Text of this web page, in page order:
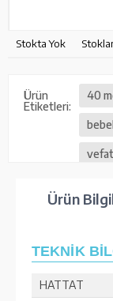
Stokta Yok
Ürün
Etiketleri:
40
Ürün
TEKNİK
HATTAT